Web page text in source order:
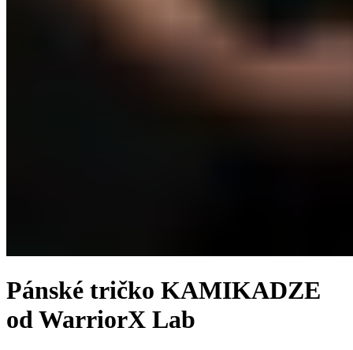
Pánské tričko KAMIKADZE
od WarriorX Lab